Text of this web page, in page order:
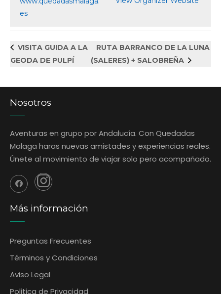
es
VISITA GUIDA A LA
GEODA DE PULPÍ
RUTA BARRANCO DE LA LUNA
(SALERES) + SALOBREÑA
Nosotros
Aventuras en grupo por Andalucía. Con Quedadas
Malaga haras nuevas amistades y experiencias reales.
Únete al movimiento de viajar solo pero acompañado.
Más información
Preguntas Frecuentes
‎Términos y Condiciones
Aviso Legal
Politica de Privacidad